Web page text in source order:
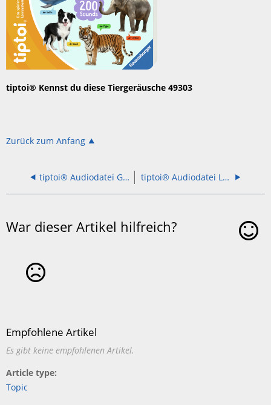
tiptoi® Kennst du diese Tiergeräusche 49303
Zurück zum Anfang
tiptoi® Audiodatei Grundschulwörterbuch Englisch 41802 und 49285 tiptoi® Audiodatei Lenny Lamm und die Sache mit der Wut 49293
War dieser Artikel hilfreich?
Empfohlene Artikel
Es gibt keine empfohlenen Artikel.
Article type
Topic